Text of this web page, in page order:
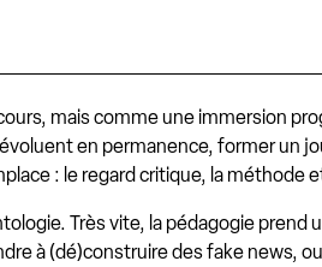
mais comme une immersion
en permanence, former un
: le regard critique, la méthode
Très vite, la pédagogie prend
à (dé)construire des fake news, ou